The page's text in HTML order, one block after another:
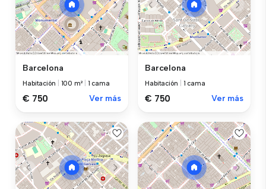
Barcelona
Habitación 100 m² 1 cama
€ 750 Ver más
Barcelona
Habitación 1 cama
€ 750 Ver más